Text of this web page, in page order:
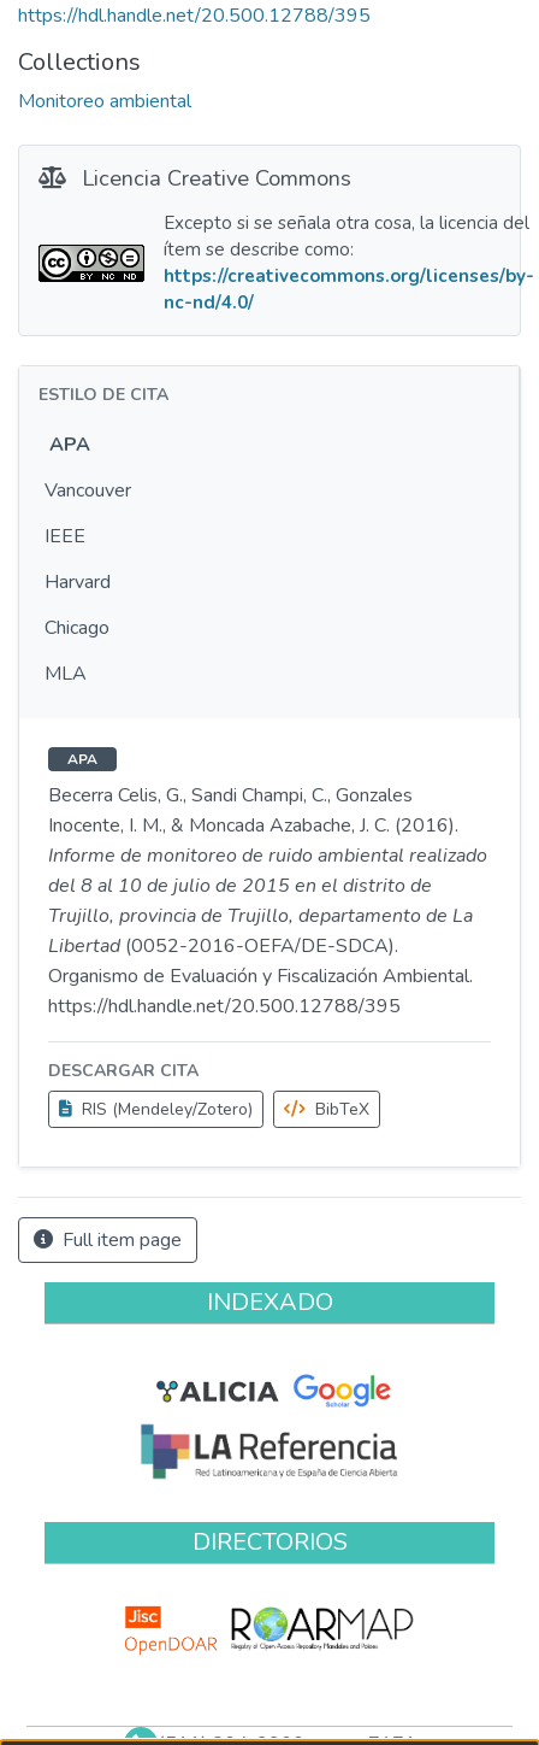
https://hdl.handle.net/20.500.12788/395
Collections
Monitoreo ambiental
Licencia Creative Commons
Excepto si se señala otra cosa, la licencia del
ítem se describe como:
https://creativecommons.org/licenses/by-
nc-nd/4.0/
ESTILO DE CITA
APA
Vancouver
IEEE
Harvard
Chicago
MLA
APA
Becerra Celis, G., Sandi Champi, C., Gonzales
Inocente, I. M., & Moncada Azabache, J. C. (2016).
Informe de monitoreo de ruido ambiental realizado
del 8 al 10 de julio de 2015 en el distrito de
Trujillo, provincia de Trujillo, departamento de La
Libertad (0052-2016-OEFA/DE-SDCA).
Organismo de Evaluación y Fiscalización Ambiental.
https://hdl.handle.net/20.500.12788/395
DESCARGAR CITA
RIS (Mendeley/Zotero)
BibTeX
Full item page
INDEXADO
DIRECTORIOS